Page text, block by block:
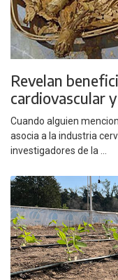
Revelan
cardiovascular
Cuando alguien
asocia a la industria
investigadores de la ...